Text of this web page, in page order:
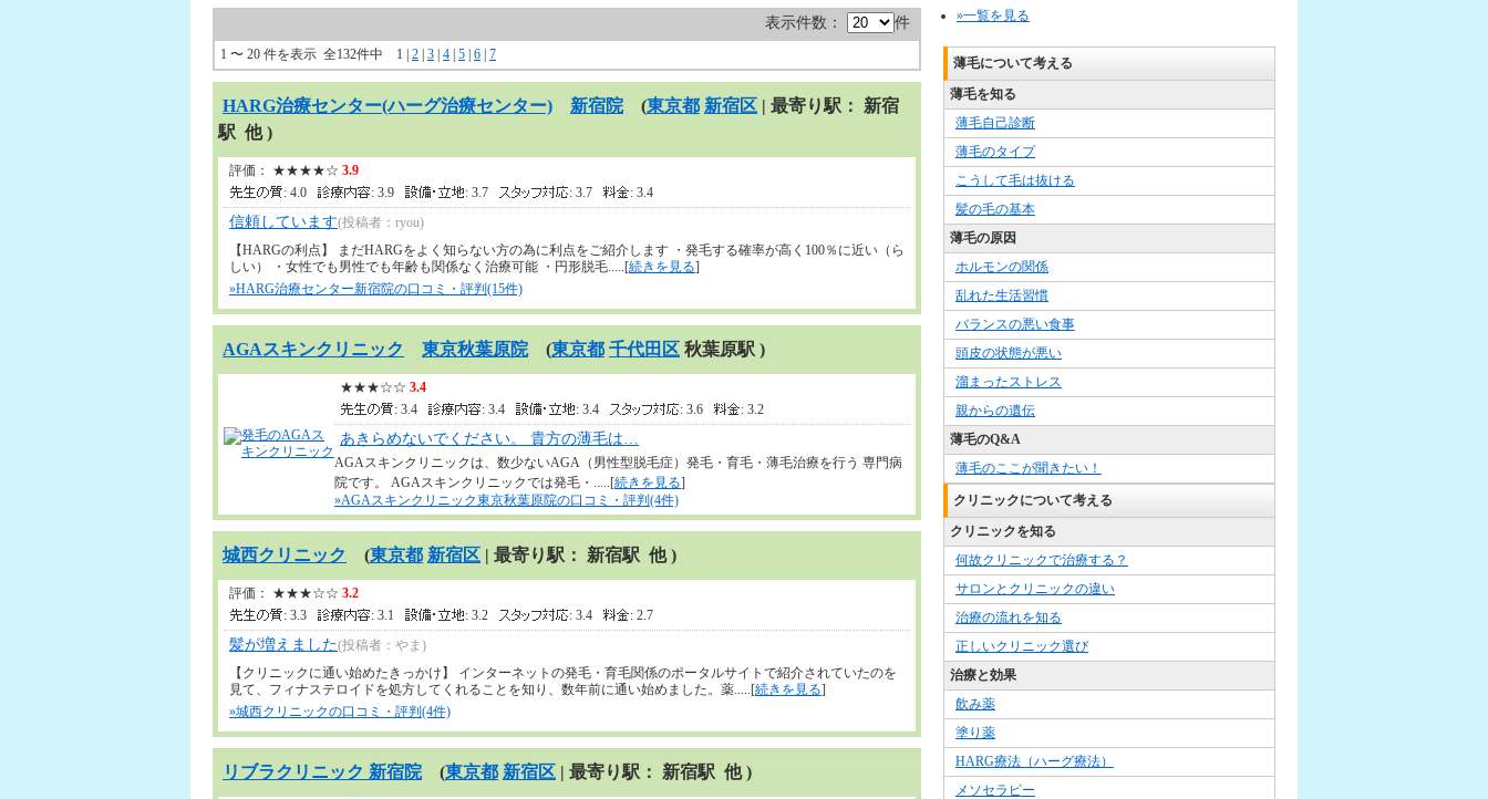
表示件数： 件
1 〜 20 件を表示 全132件中 1 | 2 | 3 | 4 | 5 | 6 | 7
HARG治療センター(ハーグ治療センター) 新宿院(東京都 新宿区 | 最寄り駅： 新宿
駅 他 )
評価： ★★★★☆ 3.9
: 4.0
: 3.9 : 3.7 : 3.7 : 3.4
信頼しています(投稿者：ryou)
【HARGの利点】 まだHARGをよく知らない方の為に利点をご紹介します ・発毛する確率が高く100％に近い（ら
しい） ・女性でも男性でも年齢も関係なく治療可能 ・円形脱毛.....[続きを見る]
»HARG治療センター新宿院の口コミ・評判(15件)
AGAスキンクリニック 東京秋葉原院(東京都 千代田区 秋葉原駅 )
★★★☆☆ 3.4
: 3.4
: 3.4 : 3.4 : 3.6 : 3.2
あきらめないでください。 貴方の薄毛は…
AGAスキンクリニックは、数少ないAGA（男性型脱毛症）発毛・育毛・薄毛治療を行う 専門病
院です。 AGAスキンクリニックでは発毛・.....[続きを見る]
»AGAスキンクリニック東京秋葉原院の口コミ・評判(4件)
城西クリニック (東京都 新宿区 | 最寄り駅： 新宿駅 他 )
評価： ★★★☆☆ 3.2
: 3.3
: 3.1 : 3.2 : 3.4 : 2.7
髪が増えました(投稿者：やま)
【クリニックに通い始めたきっかけ】 インターネットの発毛・育毛関係のポータルサイトで紹介されていたのを
見て、フィナステロイドを処方してくれることを知り、数年前に通い始めました。薬.....[続きを見る]
»城西クリニックの口コミ・評判(4件)
リブラクリニック 新宿院(東京都 新宿区 | 最寄り駅： 新宿駅 他 )
»一覧を見る
薄毛について考える
薄毛を知る
薄毛自己診断
薄毛のタイプ
こうして毛は抜ける
髪の毛の基本
薄毛の原因
ホルモンの関係
乱れた生活習慣
バランスの悪い食事
頭皮の状態が悪い
溜まったストレス
親からの遺伝
薄毛のQ&A
薄毛のここが聞きたい！
クリニックについて考える
クリニックを知る
何故クリニックで治療する？
サロンとクリニックの違い
治療の流れを知る
正しいクリニック選び
治療と効果
飲み薬
塗り薬
HARG療法（ハーグ療法）
メソセラピー